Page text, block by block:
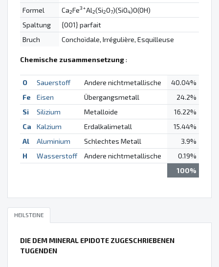
Formel
Ca2Fe3+Al2(Si2O7)(SiO4)O(OH)
Spaltung
{001} parfait
Bruch
Conchoïdale, Irrégulière, Esquilleuse
Chemische zusammensetzung:
O Sauerstoff Andere nichtmetallische
40.04%
Fe
Eisen Übergangsmetall
24.2%
Si
Silizium Metalloide
16.22%
Ca
Kalzium Erdalkalimetall
15.44%
Al
Aluminium Schlechtes Metall
3.9%
H
Wasserstoff Andere nichtmetallische
0.19%
100%
HEILSTEINE
DIE DEM MINERAL EPIDOTE ZUGESCHRIEBENEN
TUGENDEN